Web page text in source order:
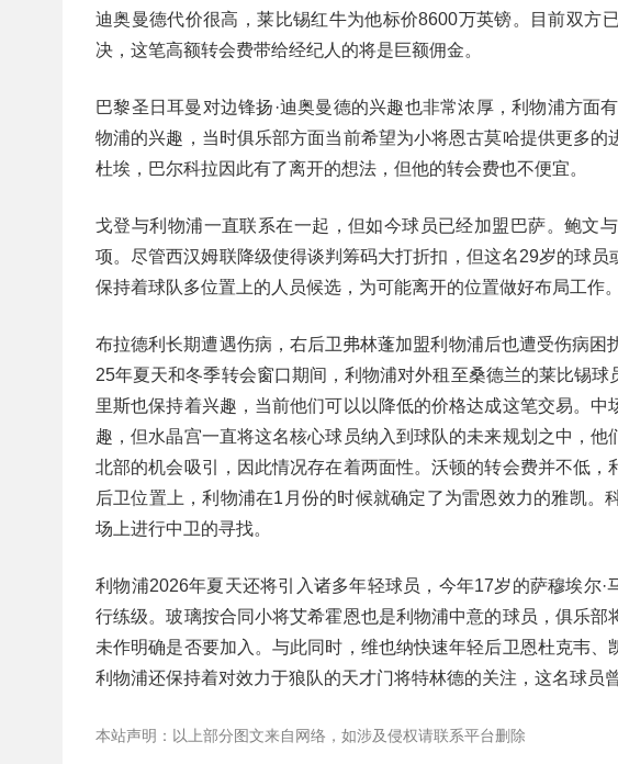
迪奥曼德代价很高，莱比锡红牛为他标价8600万英镑。目前双方
决，这笔高额转会费带给经纪人的将是巨额佣金。
巴黎圣日耳曼对边锋扬·迪奥曼德的兴趣也非常浓厚，利物浦方面
物浦的兴趣，当时俱乐部方面当前希望为小将恩古莫哈提供更多
杜埃，巴尔科拉因此有了离开的想法，但他的转会费也不便宜。
戈登与利物浦一直联系在一起，但如今球员已经加盟巴萨。鲍文
项。尽管西汉姆联降级使得谈判筹码大打折扣，但这名29岁的球
保持着球队多位置上的人员候选，为可能离开的位置做好布局工作。
布拉德利长期遭遇伤病，右后卫弗林蓬加盟利物浦后也遭受伤病
25年夏天和冬季转会窗口期间，利物浦对外租至桑德兰的莱比锡
里斯也保持着兴趣，当前他们可以以降低的价格达成这笔交易。
趣，但水晶宫一直将这名核心球员纳入到球队的未来规划之中，
北部的机会吸引，因此情况存在着两面性。沃顿的转会费并不低
后卫位置上，利物浦在1月份的时候就确定了为雷恩效力的雅凯
场上进行中卫的寻找。
利物浦2026年夏天还将引入诸多年轻球员，今年17岁的萨穆埃尔
行练级。玻璃按合同小将艾希霍恩也是利物浦中意的球员，俱乐
未作明确是否要加入。与此同时，维也纳快速年轻后卫恩杜克韦
利物浦还保持着对效力于狼队的天才门将特林德的关注，这名球员
本站声明：以上部分图文来自网络，如涉及侵权请联系平台删除